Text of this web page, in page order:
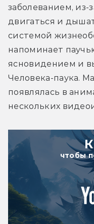
заболеванием, из-
двигаться и
системой
напоминает
ясновидением и
Человека-паука.
появлялась в
нескольких
чтобы